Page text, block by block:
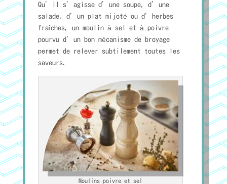
Qu’il s’agisse d’une soupe, d’une
salade, d’un plat mijoté ou d’herbes
fraîches, un moulin à sel et à poivre
pourvu d’un bon mécanisme de broyage
permet de relever subtilement toutes les
saveurs.
Moulins poivre et sel